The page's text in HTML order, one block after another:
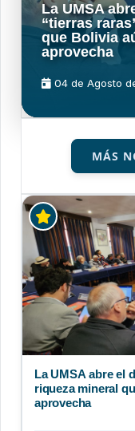
La UMSA
“tierras
que Bolivia
aprovecha
04 de Agosto
MÁS
La UMSA abre el
riqueza mineral
aprovecha